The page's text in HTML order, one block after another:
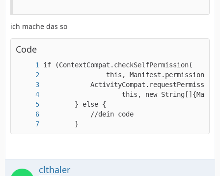
ich mache das so
Code
        }
clthaler